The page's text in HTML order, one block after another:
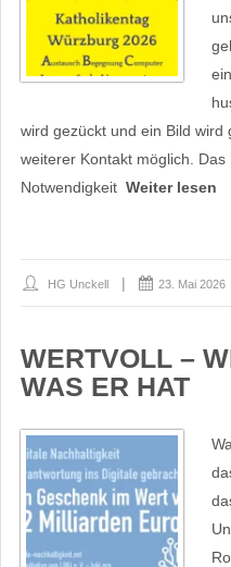
wird gezückt und ein Bild
weiterer Kontakt möglich. Das
Notwendigkeit Weiter lesen
HG Unckell 23. Mai 2026
WERTVOLL –
WAS ER HAT